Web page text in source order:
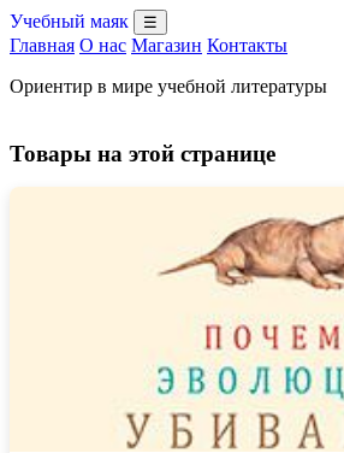
Учебный маяк ☰
Главная О нас Магазин Контакты
Ориентир в мире учебной литературы
Товары на этой странице